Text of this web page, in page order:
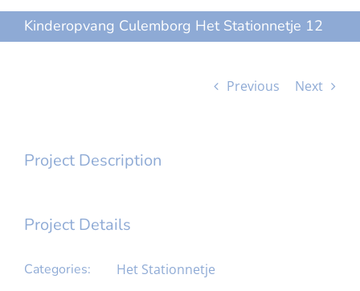
Kinderopvang Culemborg Het Stationnetje 12
Previous Next
Project Description
Project Details
Categories: Het Stationnetje